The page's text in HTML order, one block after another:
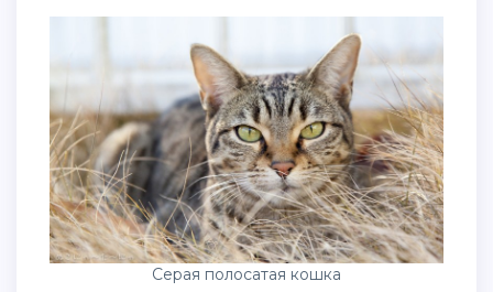
Серая полосатая кошка